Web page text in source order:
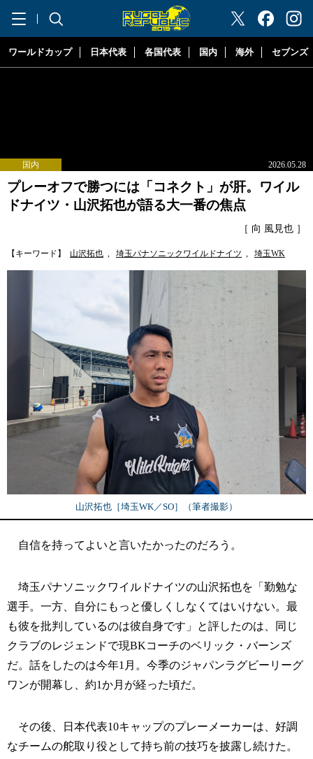
"ラグビーリパブリック"
ワールドカップ 日本代表 各国代表 国内 海外 セブンズ
国内 2026.05.28
プレーオフで勝つには「コネクト」が肝。ワイル
ドナイツ・山沢拓也が語る大一番の焦点
［ 向 風見也 ］
【キーワード】 山沢拓也 , 埼玉パナソニックワイルドナイツ , 埼玉WK
山沢拓也［埼玉WK／SO］（筆者撮影）
自信を持ってよいと言いたかったのだろう。
埼玉パナソニックワイルドナイツの山沢拓也を「勤勉な
選手。一方、自分にもっと優しくしなくてはいけない。最
も彼を批判しているのは彼自身です」と評したのは、同じ
クラブのレジェンドで現BKコーチのベリック・バーンズ
だ。話をしたのは今年1月。今季のジャパンラグビーリーグ
ワンが開幕し、約1か月が経った頃だ。
その後、日本代表10キャップのプレーメーカーは、好調
なチームの舵取り役として持ち前の技巧を披露し続けた。